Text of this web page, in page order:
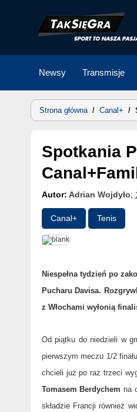
Newsy Transmisje
Strona główna/ Canal+ /
Spotkania Pucharu Davisa w Canal+ Sport i
Autor: Adrian Wojdyło;
Canal+ Tenis
Niespełna tydzień po
Pucharu Davisa.
z Włochami wyłonią
Od piątku do niedzieli w
pierwszym meczu 1/2 finału
chcieli już po raz trzeci
Tomasem Berdychem na
składzie Francji również